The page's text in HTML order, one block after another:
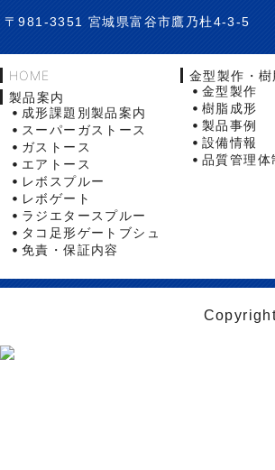
〒981-3351 宮城県富谷市鷹乃杜4-3-5
HOME
製品案内
成形課題別製品案内
スーパーガストース
ガストース
エアトース
レボスプルー
レボゲート
ラジエタースプルー
タコ足形ゲートブシュ
免責・保証内容
金型製作・樹
金型製作
樹脂成形
製品事例
設備情報
品質管理体